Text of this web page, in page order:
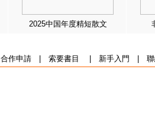
2025中国年度精短散文
合作申請| 索要書目 新手入門